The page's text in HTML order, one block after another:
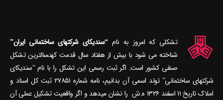
تشکلی که امروز به نام“سندیکای شرکتهای ساختمانی ایران”
شناخته می‎ شود با بیش از هفتاد سال قدمت کهنسال‎ترین تشکل
صنفی کشور است. اگر ثبت رسمی این تشکل را با نام “سندیکای
شرکتهای ساختمانی” تولد اسمی آن بدانیم، نامه شماره ۲۷۸۵۱ ثبت کل اسناد و
املاک تاریخ ۱۱ اسفند ۱۳۲۶ ه.ش را نشان می‎دهد و اگر واقعیت تشکیل عملی آن